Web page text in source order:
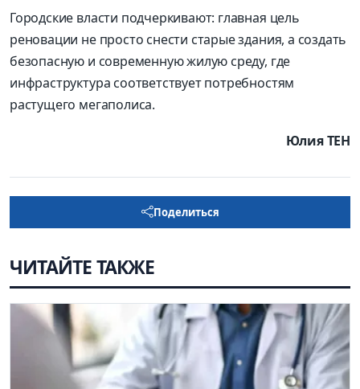
Городские власти подчеркивают: главная цель
реновации не просто снести старые здания, а создать
безопасную и современную жилую среду, где
инфраструктура соответствует потребностям
растущего мегаполиса.
Юлия ТЕН
Поделиться
ЧИТАЙТЕ ТАКЖЕ